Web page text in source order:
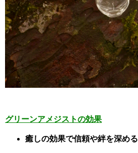
グリーンアメジストの効果
癒しの効果で信頼や絆を深める